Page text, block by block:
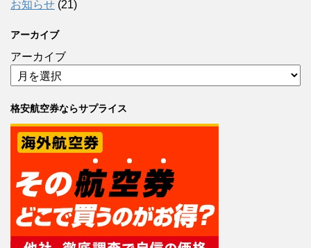
お知らせ (21)
アーカイブ
アーカイブ
格安航空券ならサプライス